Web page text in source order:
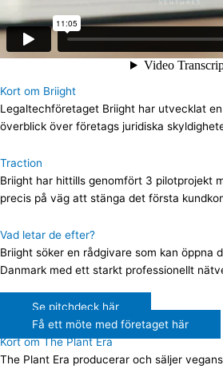
Kort om Briight
Legaltechföretaget Briight har utvecklat
överblick över företags juridiska
Traction
Briight har hittills genomfört 3 pilotprojekt
precis på väg att stänga det första
Vad letar de efter?
Briight söker en rådgivare som kan öppna
Danmark med ett starkt professionellt
Se pitchdeck här
Få ett möte med företaget här
Kort om The Plant Era
The Plant Era producerar och säljer